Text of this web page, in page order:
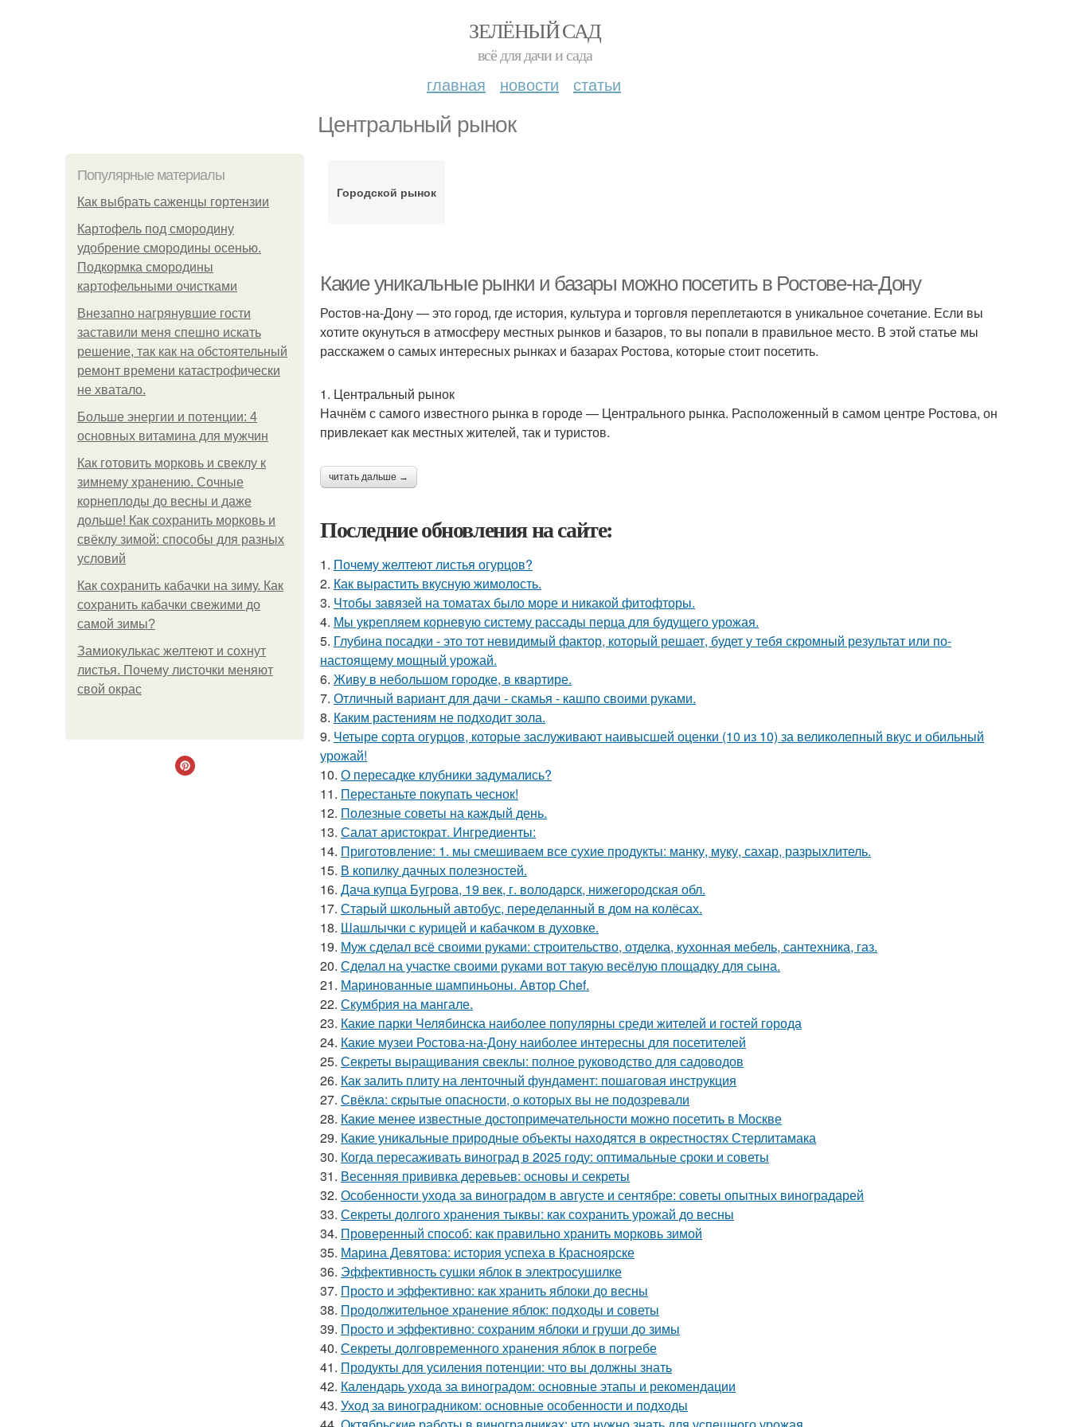
ЗЕЛЁНЫЙ САД
всё для дачи и сада
главная новости статьи
Центральный рынок
Популярные материалы
Как выбрать саженцы гортензии
Картофель под смородину
удобрение смородины осенью.
Подкормка смородины
картофельными очистками
Внезапно нагрянувшие гости
заставили меня спешно искать
решение, так как на обстоятельный
ремонт времени катастрофически
не хватало.
Больше энергии и потенции: 4
основных витамина для мужчин
Как готовить морковь и свеклу к
зимнему хранению. Сочные
корнеплоды до весны и даже
дольше! Как сохранить морковь и
свёклу зимой: способы для разных
условий
Как сохранить кабачки на зиму. Как
сохранить кабачки свежими до
самой зимы?
Замиокулькас желтеют и сохнут
листья. Почему листочки меняют
свой окрас
Городской рынок
Какие уникальные рынки и базары можно посетить в Ростове-на-Дону
Ростов-на-Дону — это город, где история, культура и торговля переплетаются в уникальное сочетание. Если вы
хотите окунуться в атмосферу местных рынков и базаров, то вы попали в правильное место. В этой статье мы
расскажем о самых интересных рынках и базарах Ростова, которые стоит посетить.
1. Центральный рынок
Начнём с самого известного рынка в городе — Центрального рынка. Расположенный в самом центре Ростова, он
привлекает как местных жителей, так и туристов.
читать дальше →
Последние обновления на сайте:
1. Почему желтеют листья огурцов?
2. Как вырастить вкусную жимолость.
3. Чтобы завязей на томатах было море и никакой фитофторы.
4. Мы укрепляем корневую систему рассады перца для будущего урожая.
5. Глубина посадки - это тот невидимый фактор, который решает, будет у тебя скромный результат или по-
настоящему мощный урожай.
6. Живу в небольшом городке, в квартире.
7. Отличный вариант для дачи - скамья - кашпо своими руками.
8. Каким растениям не подходит зола.
9. Четыре сорта огурцов, которые заслуживают наивысшей оценки (10 из 10) за великолепный вкус и обильный
урожай!
10. О пересадке клубники задумались?
11. Перестаньте покупать чеснок!
12. Полезные советы на каждый день.
13. Салат аристократ. Ингредиенты:
14. Приготовление: 1. мы смешиваем все сухие продукты: манку, муку, сахар, разрыхлитель.
15. В копилку дачных полезностей.
16. Дача купца Бугрова, 19 век, г. володарск, нижегородская обл.
17. Старый школьный автобус, переделанный в дом на колёсах.
18. Шашлычки с курицей и кабачком в духовке.
19. Муж сделал всё своими руками: строительство, отделка, кухонная мебель, сантехника, газ.
20. Сделал на участке своими руками вот такую весёлую площадку для сына.
21. Маринованные шампиньоны. Автор Chef.
22. Скумбрия на мангале.
23. Какие парки Челябинска наиболее популярны среди жителей и гостей города
24. Какие музеи Ростова-на-Дону наиболее интересны для посетителей
25. Секреты выращивания свеклы: полное руководство для садоводов
26. Как залить плиту на ленточный фундамент: пошаговая инструкция
27. Свёкла: скрытые опасности, о которых вы не подозревали
28. Какие менее известные достопримечательности можно посетить в Москве
29. Какие уникальные природные объекты находятся в окрестностях Стерлитамака
30. Когда пересаживать виноград в 2025 году: оптимальные сроки и советы
31. Весенняя прививка деревьев: основы и секреты
32. Особенности ухода за виноградом в августе и сентябре: советы опытных виноградарей
33. Секреты долгого хранения тыквы: как сохранить урожай до весны
34. Проверенный способ: как правильно хранить морковь зимой
35. Марина Девятова: история успеха в Красноярске
36. Эффективность сушки яблок в электросушилке
37. Просто и эффективно: как хранить яблоки до весны
38. Продолжительное хранение яблок: подходы и советы
39. Просто и эффективно: сохраним яблоки и груши до зимы
40. Секреты долговременного хранения яблок в погребе
41. Продукты для усиления потенции: что вы должны знать
42. Календарь ухода за виноградом: основные этапы и рекомендации
43. Уход за виноградником: основные особенности и подходы